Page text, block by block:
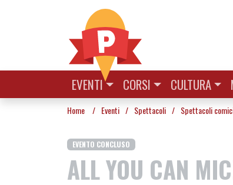
EVENTI CORSI CULTURA
Home / Eventi / Spettacoli / Spettacoli
EVENTO CONCLUSO
ALL YOU CAN